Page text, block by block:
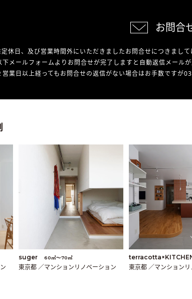
お問合
休日、及び営業時間外にいただきましたお問合せにつきまして
下メールフォームよりお問合せが完了しますと自動返信メール
営業日以上経ってもお問合せの返信がない場合はお手数ですが
suger 60㎡〜70㎡
東京都 ／マンションリノベーション 東京都 ／マンション